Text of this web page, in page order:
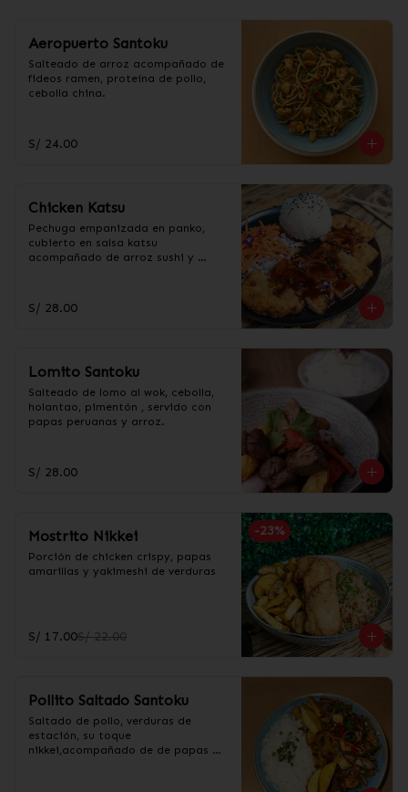
Aeropuerto Santoku
Salteado de arroz acompañado de
fideos ramen, proteína de pollo,
cebolla china.
S/ 24.00
Chicken Katsu
Pechuga empanizada en panko,
cubierto en salsa katsu
acompañado de arroz sushi y
S/ 28.00
Lomito Santoku
Salteado de lomo al wok, cebolla,
holantao, pimentón , servido con
papas peruanas y arroz.
S/ 28.00
-23%
Mostrito Nikkei
Porción de chicken crispy, papas
amarillas y yakimeshi de verduras
S/ 17.00S/ 22.00
Pollito Saltado Santoku
Saltado de pollo, verduras de
estación, su toque
nikkei,acompañado de de papas